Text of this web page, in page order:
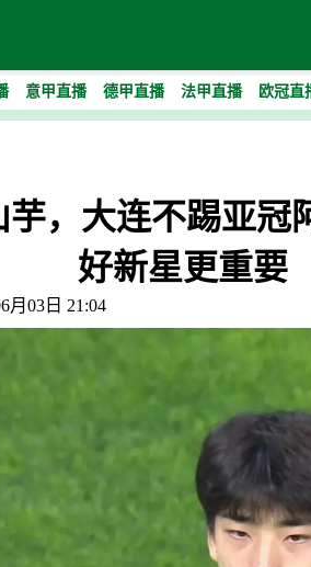
意甲直播 德甲直播 法甲直播 欧冠直
芋，大连不踢亚冠
好新星更重要
月03日 21:04